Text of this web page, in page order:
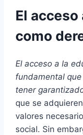
El acceso
como
El acceso a la
fundamental
tener
que se
valores
social. Sin